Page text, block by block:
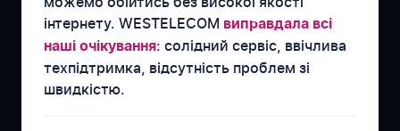
інтернету. WESTELECOM виправдала всі
наші очікування: солідний сервіс, ввічлива
техпідтримка, відсутність проблем зі
швидкістю.